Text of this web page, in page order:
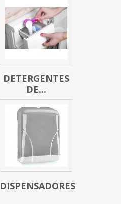
DETERGENTES
DE...
DISPENSADORES